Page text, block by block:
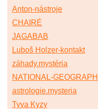
Anton-nástroje
CHAIRÉ
JAGABAB
Luboš Holzer-kontakt
záhady.mystéria
NATIONAL-
astrologie.mysteria
Tyva Kyzy